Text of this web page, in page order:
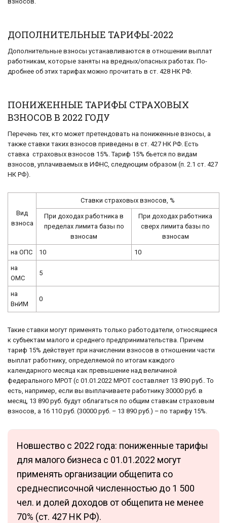
ДОПОЛНИТЕЛЬНЫЕ ТАРИФЫ-2022
До­пол­ни­тель­ные взно­сы уста­нав­ли­ва­ют­ся в от­но­ше­нии вы­плат
ра­бот­ни­кам, ко­то­рые за­ня­ты на вредных/опас­ных ра­бо­тах. По­
дроб­нее об этих та­ри­фах можно про­чи­тать в ст. 428 НК РФ.
ПОНИЖЕННЫЕ ТАРИФЫ СТРАХОВЫХ
ВЗНОСОВ В 2022 ГОДУ
Перечень тех, кто может претендовать на пониженные взносы, а
также ставки таких взносов приведены в ст. 427 НК РФ. Есть
ставка страховых взносов 15%. Тариф 15% бьется по видам
взносов, уплачиваемых в ИФНС, следующим образом (п. 2.1 ст. 427
НК РФ).
Вид
взноса
Ставки страховых взносов, %
При доходах работника в
пределах лимита базы по
взносам
При доходах работника
сверх лимита базы по
взносам
на ОПС 10 10
на
ОМС
5
на
ВнИМ
0
Такие ставки могут применять только работодатели, относящиеся
к субъектам малого и среднего предпринимательства. Причем
тариф 15% действует при начислении взносов в отношении части
выплат работнику, определяемой по итогам каждого
календарного месяца как превышение над величиной
федерального МРОТ (с 01.01.2022 МРОТ составляет 13 890 руб.. То
есть, например, если вы выплачиваете работнику 30000 руб. в
месяц, 13 890 руб. будут облагаться по общим ставкам страховым
взносов, а 16 110 руб. (30000 руб. – 13 890 руб.) – по тарифу 15%.
Новшество с 2022 года: пониженные тарифы
для малого бизнеса с 01.01.2022 могут
применять организации общепита со
среднесписочной численностью до 1 500
чел. и долей доходов от общепита не менее
70% (ст. 427 НК РФ).